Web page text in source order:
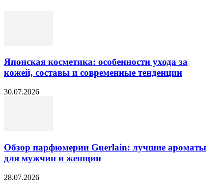
Японская косметика: особенности ухода за
кожей, составы и современные тенденции
30.07.2026
Обзор парфюмерии Guerlain: лучшие ароматы
для мужчин и женщин
28.07.2026